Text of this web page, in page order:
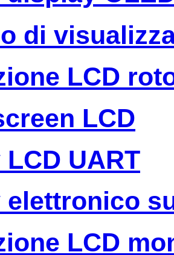
di
LCD
LCD
UART
elettronico
LCD